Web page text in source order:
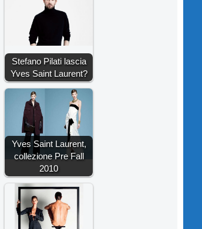
Stefano Pilati lascia
Yves Saint Laurent?
Yves Saint Laurent,
collezione Pre Fall
2010